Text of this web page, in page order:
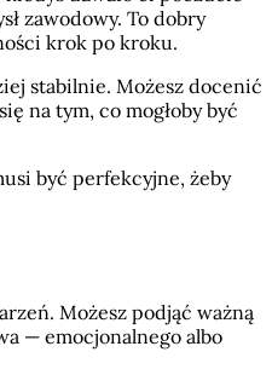
zawodowy. To dobry
krok po kroku.
stabilnie. Możesz docenić
na tym, co mogłoby być
być perfekcyjne, żeby
Możesz podjąć ważną
— emocjonalnego albo